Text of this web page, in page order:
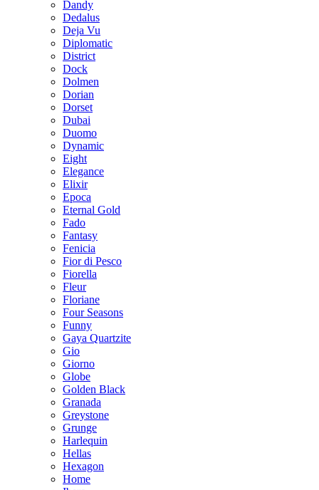
Dandy
Dedalus
Deja Vu
Diplomatic
District
Dock
Dolmen
Dorian
Dorset
Dubai
Duomo
Dynamic
Eight
Elegance
Elixir
Epoca
Eternal Gold
Fado
Fantasy
Fenicia
Fior di Pesco
Fiorella
Fleur
Floriane
Four Seasons
Funny
Gaya Quartzite
Gio
Giorno
Globe
Golden Black
Granada
Greystone
Grunge
Harlequin
Hellas
Hexagon
Home